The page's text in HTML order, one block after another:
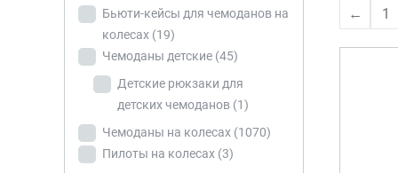
Сумки-
колёсах
Сумки
Бьюти-кейсы
для чемоданов
на колесах (19)
Чемоданы
детские
Детские
Бьюти-кейсы для чемоданов на
колесах (19)
Чемоданы детские (45)
Детские рюкзаки для
детских чемоданов (1)
Чемоданы на колесах (1070)
Пилоты на колесах (3)
← 1